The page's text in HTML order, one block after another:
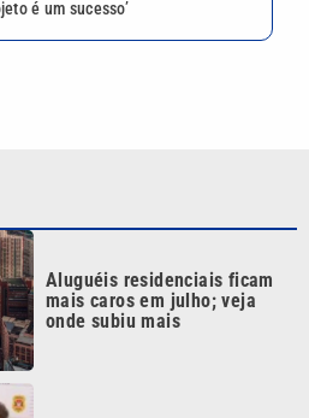
Vini Jr. é o jogador brasileiro
veja o ranking completo